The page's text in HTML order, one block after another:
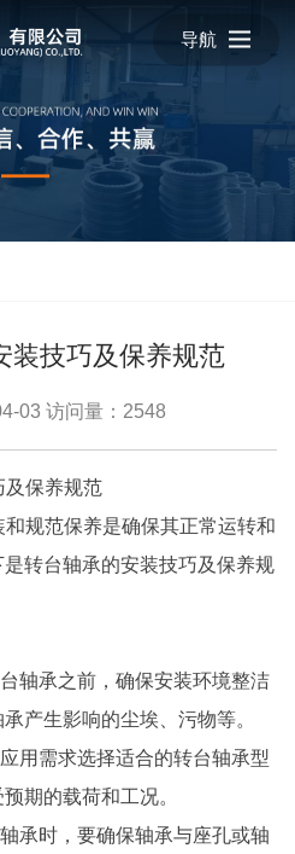
导航
装技巧及保养规范
03 访问量：2548
保养规范
和规范保养是确保其正常运转和
转台轴承的安装技巧及保养规
承之前，确保安装环境整洁
产生影响的尘埃、污物等。
需求选择适合的转台轴承型
期的载荷和工况。
时，要确保轴承与座孔或轴